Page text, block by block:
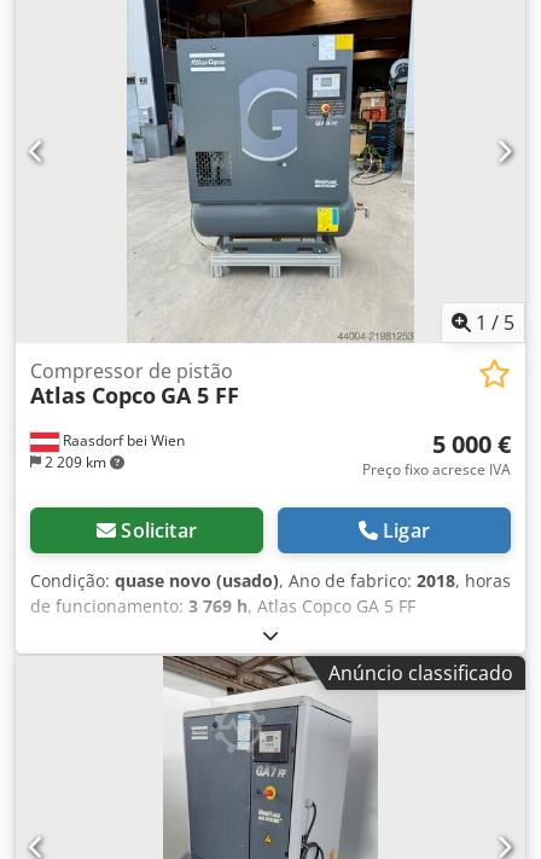
1 / 5
Raasdorf bei Wien
2 209 km
Compressor de pistão
Atlas Copco GA 5 FF
5 000 €
Preço fixo acresce IVA
Solicitar Ligar
Condição: quase novo (usado), Ano de fabrico: 2018, horas
de funcionamento: 3 769 h, Atlas Copco GA 5 FF
Compressor de Parafuso incluindo Secador de Ar
Refrigerado. Cedpsy T Icgjfx Alnorf Motor & Potência: •
Potência nominal do motor principal: 5,5 kW (7,5 CV) •
Eficiência do motor: geralmente IE3 (classe de proteção
IP55) • Tensão / Frequência: 400 V / 50 Hz (3 fases) • Tipo de
partida: Estrela-triângulo Pressão e Vazão: 7,5 bar 15,0 l/s
(900 l/min) ~54,0 m³/h 8,5 bar 13,2 l/s (792 l/min) ~47,5
m³/h 10 bar 12,5 l/s (750 l/min) ~45,0 m³/h 13 bar 8,4 l/s
(504 l/min) ~30,2 m³/h Capacidade do reservatório: 270 l
Anúncio classificado